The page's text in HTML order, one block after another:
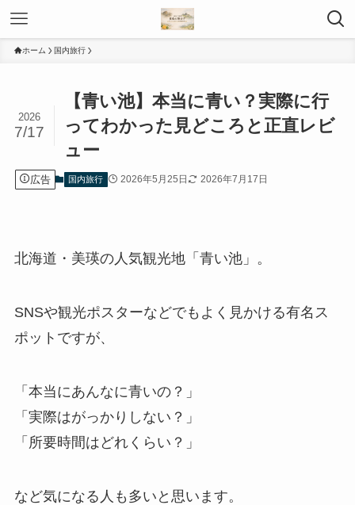
ホーム 国内旅行
【青い池】本当に青い？実際に行
ってわかった見どころと正直レビ
ュー
2026
7/17
広告 国内旅行 2026年5月25日 2026年7月17日
北海道・美瑛の人気観光地「青い池」。
SNSや観光ポスターなどでもよく見かける有名ス
ポットですが、
「本当にあんなに青いの？」
「実際はがっかりしない？」
「所要時間はどれくらい？」
など気になる人も多いと思います。